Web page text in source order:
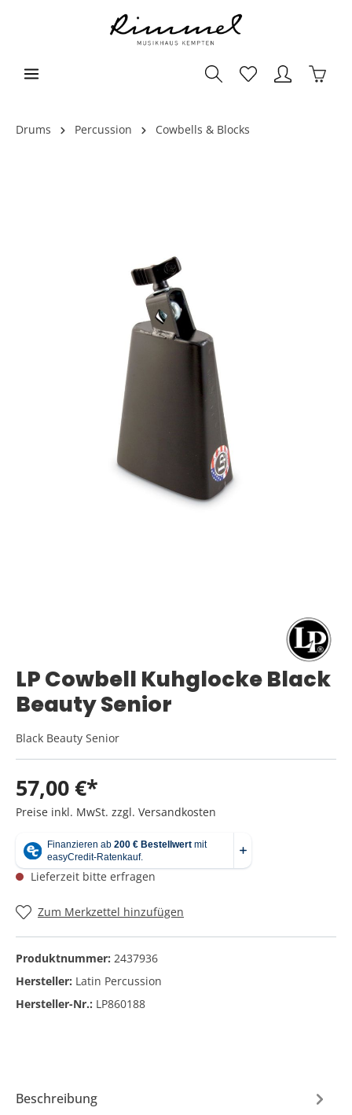
Drums Percussion Cowbells & Blocks
LP Cowbell Kuhglocke Black
Beauty Senior
Black Beauty Senior
57,00 €*
Preise inkl. MwSt. zzgl. Versandkosten
Lieferzeit bitte erfragen
Zum Merkzettel hinzufügen
Produktnummer: 2437936
Hersteller: Latin Percussion
Hersteller-Nr.: LP860188
Beschreibung